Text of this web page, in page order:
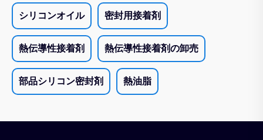
シリコンオイル 密封用接着剤
熱伝導性接着剤 熱伝導性接着剤の卸売
部品シリコン密封剤 熱油脂